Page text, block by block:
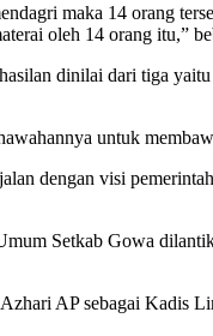
maka 14 orang
oleh 14 orang itu,”
dinilai dari tiga
untuk
dengan visi
Setkab Gowa
AP sebagai Kadis